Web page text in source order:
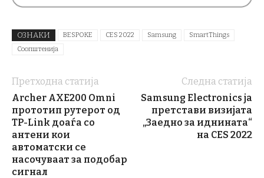
ОЗНАКИ BESPOKE CES 2022 Samsung
SmartThings
Соопштенија
Претходна статија
Archer AXE200 Omni
прототип рутерот од
TP-Link доаѓа со
антени кои
автоматски се
насочуваат за подобар
сигнал
Следна статија
Samsung Electronics ја
претстави визијата
„Заедно за иднината“
на CES 2022